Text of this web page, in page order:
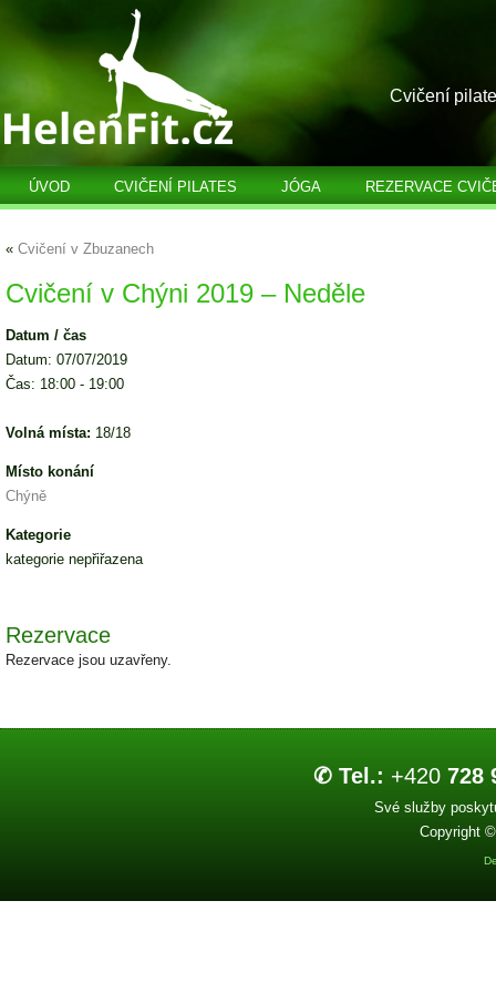
Cvičení
ÚVOD CVIČENÍ PILATES JÓGA REZERVACE
« Cvičení v Zbuzanech
Cvičení v Chýni 2019 – Neděle
Datum / čas
Datum: 07/07/2019
Čas: 18:00 - 19:00
Volná místa: 18/18
Místo konání
Chýně
Kategorie
kategorie nepřiřazena
Rezervace
Rezervace jsou uzavřeny.
✆ Tel.: +420 728
Své služby
Copyright